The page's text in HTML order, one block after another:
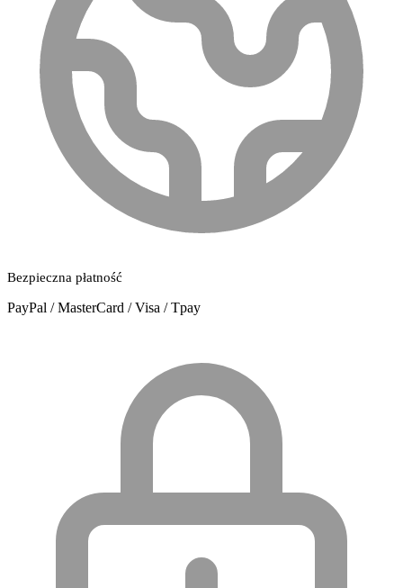
Bezpieczna płatność
PayPal / MasterCard / Visa / Tpay